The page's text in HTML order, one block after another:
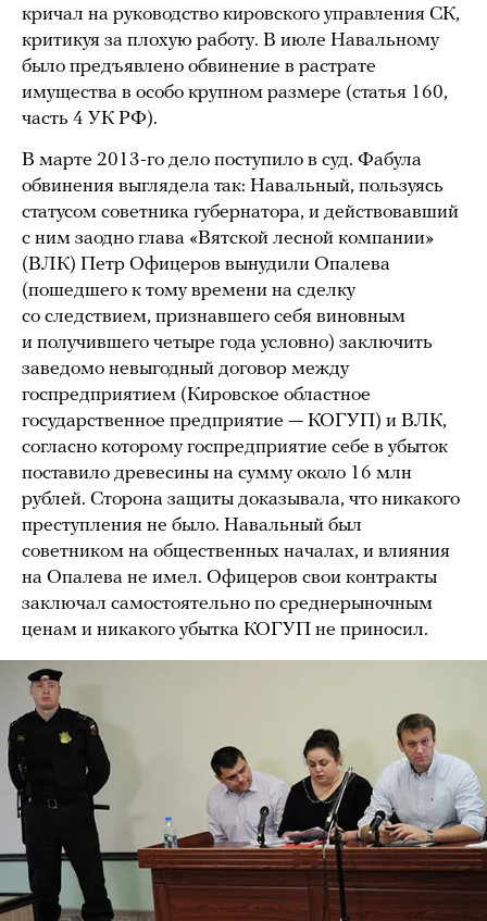
кричал на руководство кировского управления СК,
критикуя за плохую работу. В июле Навальному
было предъявлено обвинение в растрате
имущества в особо крупном размере (статья 160,
часть 4 УК РФ).
В марте 2013-го дело поступило в суд. Фабула
обвинения выглядела так: Навальный, пользуясь
статусом советника губернатора, и действовавший
с ним заодно глава «Вятской лесной компании»
(ВЛК) Петр Офицеров вынудили Опалева
(пошедшего к тому времени на сделку
со следствием, признавшего себя виновным
и получившего четыре года условно) заключить
заведомо невыгодный договор между
госпредприятием (Кировское областное
государственное предприятие — КОГУП) и ВЛК,
согласно которому госпредприятие себе в убыток
поставило древесины на сумму около 16 млн
рублей. Сторона защиты доказывала, что никакого
преступления не было. Навальный был
советником на общественных началах, и влияния
на Опалева не имел. Офицеров свои контракты
заключал самостоятельно по среднерыночным
ценам и никакого убытка КОГУП не приносил.